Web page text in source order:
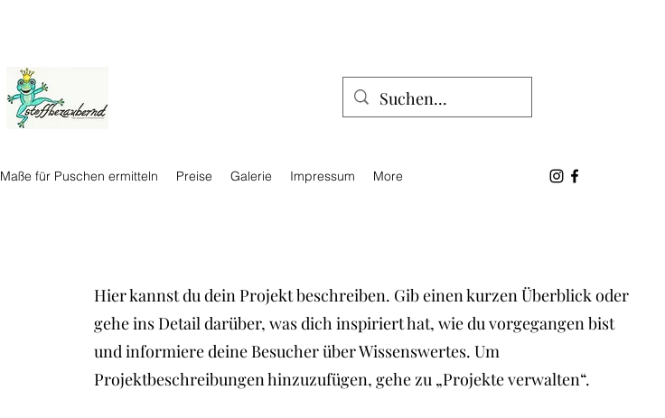
Maße für Puschen ermitteln Preise Galerie Impressum More
Hier kannst du dein Projekt beschreiben. Gib einen kurzen Überblick oder
gehe ins Detail darüber, was dich inspiriert hat, wie du vorgegangen bist
und informiere deine Besucher über Wissenswertes. Um
Projektbeschreibungen hinzuzufügen, gehe zu „Projekte verwalten“.